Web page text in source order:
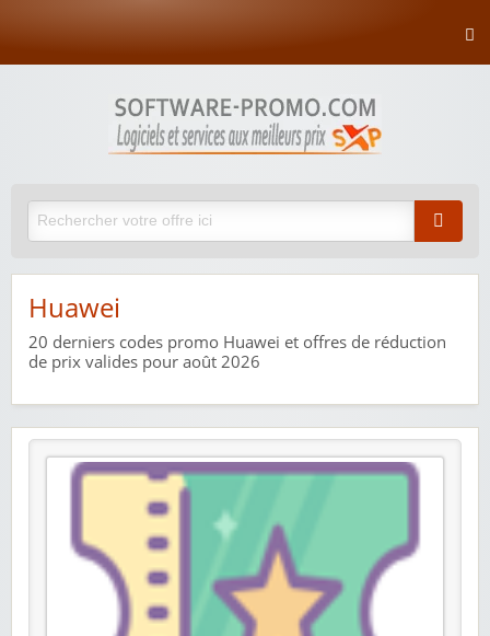
Huawei
20 derniers codes promo Huawei et offres de réduction
de prix valides pour août 2026